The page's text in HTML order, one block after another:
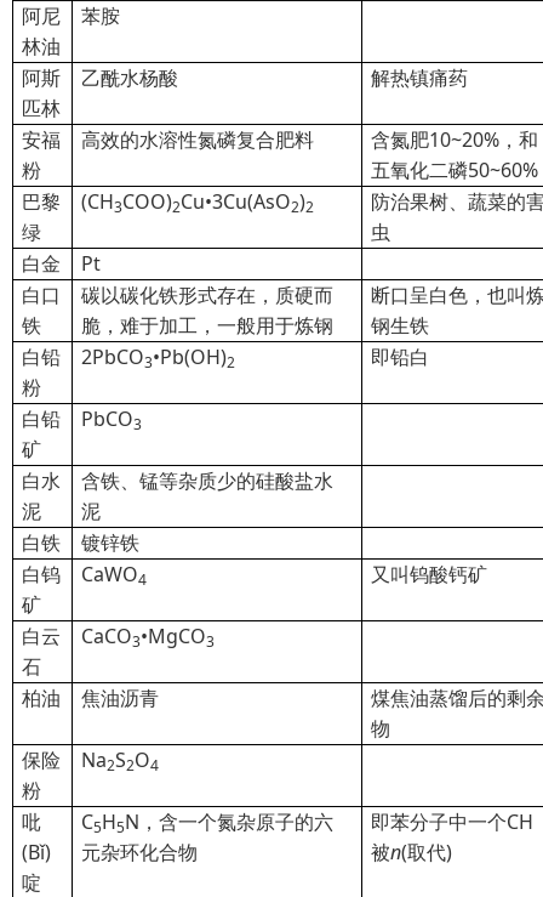
阿尼
林油
苯胺
阿斯
匹林
乙酰水杨酸 解热镇痛药
安福
粉
高效的水溶性氮磷复合肥料
含氮肥10~20%，和
五氧化二磷50~60%
巴黎
绿
(CH3COO)2Cu•3Cu(AsO2)2
防治果树、蔬菜的
虫
白金
Pt
白口
铁
碳以碳化铁形式存在，质硬而
脆，难于加工，一般用于炼钢
断口呈白色，也叫
钢生铁
白铅
粉
2PbCO3•Pb(OH)2 即铅白
白铅
矿
PbCO3
白水
泥
含铁、锰等杂质少的硅酸盐水
泥
白铁
镀锌铁
白钨
矿
CaWO4 又叫钨酸钙矿
白云
石
CaCO3•MgCO3
柏油 焦油沥青
煤焦油蒸馏后的剩
物
保险
粉
Na2S2O4
吡
(Bǐ)
啶
C5H5N，含一个氮杂原子的六
元杂环化合物
即苯分子中一个CH
被n(取代)